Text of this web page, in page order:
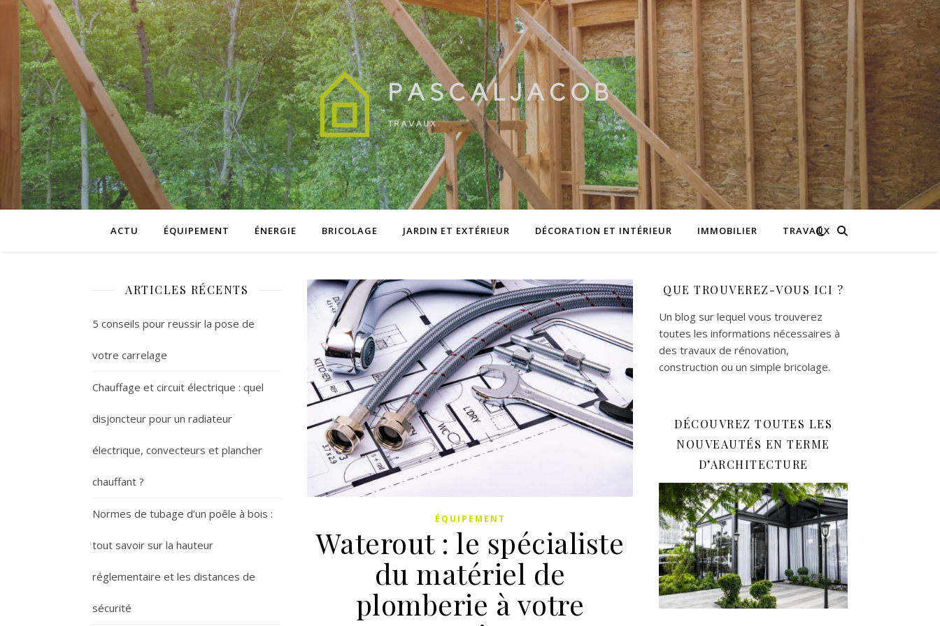
ACTU ÉQUIPEMENT ÉNERGIE BRICOLAGE JARDIN ET EXTÉRIEUR DÉCORATION ET INTÉRIEUR IMMOBILIER TRAVAUX
ARTICLES RÉCENTS
5 conseils pour reussir la pose de
votre carrelage
Chauffage et circuit électrique : quel
disjoncteur pour un radiateur
électrique, convecteurs et plancher
chauffant ?
Normes de tubage d’un poêle à bois :
tout savoir sur la hauteur
réglementaire et les distances de
sécurité
ÉQUIPEMENT
Waterout : le spécialiste
du matériel de
plomberie à votre
QUE TROUVEREZ-VOUS ICI ?
Un blog sur lequel vous trouverez
toutes les informations nécessaires à
des travaux de rénovation,
construction ou un simple bricolage.
DÉCOUVREZ TOUTES LES
NOUVEAUTÉS EN TERME
D’ARCHITECTURE